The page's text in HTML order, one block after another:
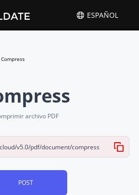
ESPAÑOL
Compress
archivo PDF
POST